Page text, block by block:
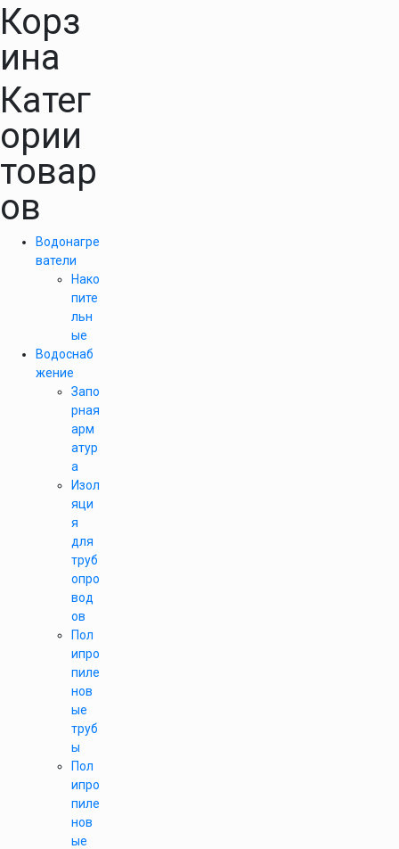
Корз
ина
Катег
ории
товар
ов
Водонагре
ватели
Нако
пите
льн
ые
Водоснаб
жение
Запо
рная
арм
атур
а
Изол
яци
я
для
труб
опро
вод
ов
Пол
ипро
пиле
нов
ые
труб
ы
Пол
ипро
пиле
нов
ые